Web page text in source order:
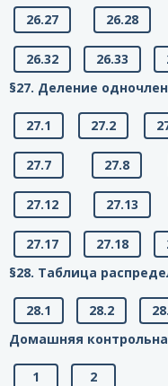
26.27 26.28
26.32 26.33
§27. Деление
27.1 27.2
27.7 27.8
27.12 27.13
27.17 27.18
§28. Таблица
28.1 28.2
Домашняя
1
2